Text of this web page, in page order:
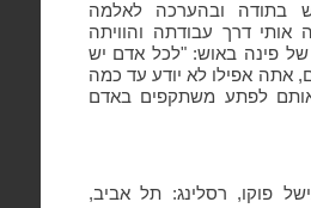
בתודה ובהערכה לאלמה
אותי דרך עבודתה והוויתה
של פינה באוש: "לכל אדם יש
אתה אפילו לא יודע עד כמה
לפתע משתקפים באדם
פוקו, רסלינג: תל אביב,